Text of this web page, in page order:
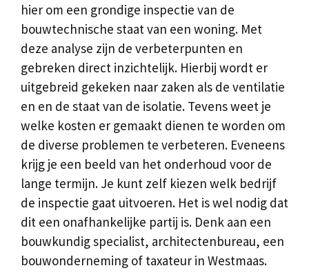
hier om een grondige inspectie van de
bouwtechnische staat van een woning. Met
deze analyse zijn de verbeterpunten en
gebreken direct inzichtelijk. Hierbij wordt er
uitgebreid gekeken naar zaken als de ventilatie
en en de staat van de isolatie. Tevens weet je
welke kosten er gemaakt dienen te worden om
de diverse problemen te verbeteren. Eveneens
krijg je een beeld van het onderhoud voor de
lange termijn. Je kunt zelf kiezen welk bedrijf
de inspectie gaat uitvoeren. Het is wel nodig dat
dit een onafhankelijke partij is. Denk aan een
bouwkundig specialist, architectenbureau, een
bouwonderneming of taxateur in Westmaas.